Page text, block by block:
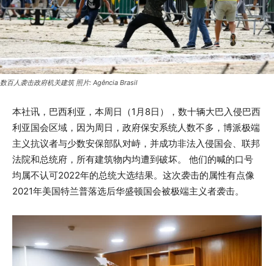
数百人袭击政府机关建筑 照片: Agência Brasil
本社讯，巴西利亚，本周日（1月8日），数十辆大巴入侵巴西
利亚国会区域，因为周日，政府保安系统人数不多，博派极端
主义抗议者与少数安保部队对峙，并成功非法入侵国会、联邦
法院和总统府，所有建筑物内均遭到破坏。 他们的喊的口号
均属不认可2022年的总统大选结果。这次袭击的属性有点像
2021年美国特兰普落选后华盛顿国会被极端主义者袭击。